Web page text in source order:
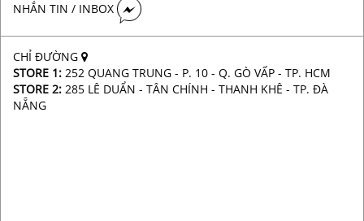
NHẮN TIN / INBOX
CHỈ ĐƯỜNG
STORE 1: 252 QUANG TRUNG - P. 10 - Q. GÒ VẤP - TP. HCM
STORE 2: 285 LÊ DUẨN - TÂN CHÍNH - THANH KHÊ - TP. ĐÀ
NẴNG